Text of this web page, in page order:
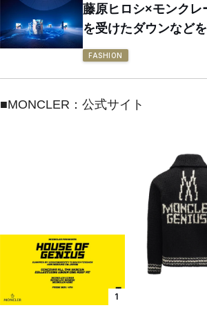
藤原ヒロシ×モンクレ
を受けたダウンなど
FASHION
■MONCLER：公式サイト
1